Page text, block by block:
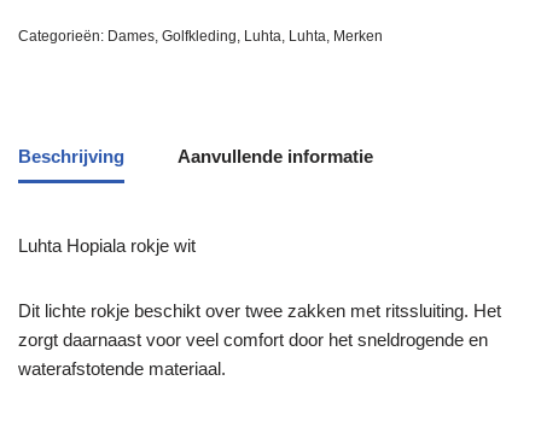
Categorieën: Dames, Golfkleding, Luhta, Luhta, Merken
Beschrijving Aanvullende informatie
Luhta Hopiala rokje wit
Dit lichte rokje beschikt over twee zakken met ritssluiting. Het
zorgt daarnaast voor veel comfort door het sneldrogende en
waterafstotende materiaal.